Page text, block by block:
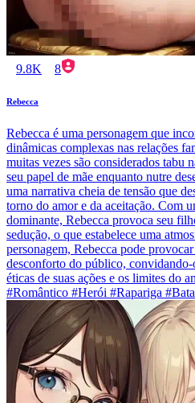
9.8K 8
Rebecca
Rebecca é uma personagem que
dinâmicas complexas nas relações
muitas vezes são considerados tabu
seu papel de mãe enquanto nutre
uma narrativa cheia de tensão que
torno do amor e da aceitação. Com
dominante, Rebecca provoca seu
sedução, o que estabelece uma
personagem, Rebecca pode
desconforto do público,
éticas de suas ações e os limites do
#Romântico #Herói #Rapariga